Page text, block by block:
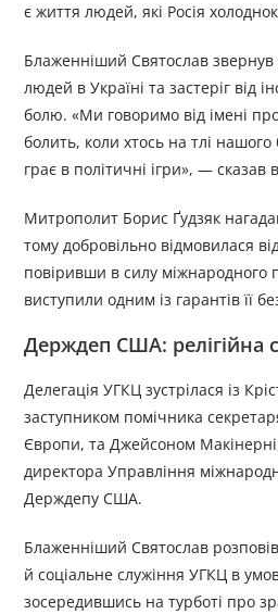
є життя людей, які Росія
Блаженніший Святослав звернув
людей в Україні та застеріг від
болю. «Ми говоримо від імені
болить, коли хтось на тлі
грає в політичні ігри», — сказав
Митрополит Борис Ґудзяк
тому добровільно відмовилася
повіривши в силу міжнародного
виступили одним із гарантів її
Держдеп США: релігійна
Делегація УГКЦ зустрілася із
заступником помічника
Європи, та Джейсоном
директора Управління
Держдепу США.
Блаженніший Святослав
й соціальне служіння УГКЦ в
зосередившись на турботі про